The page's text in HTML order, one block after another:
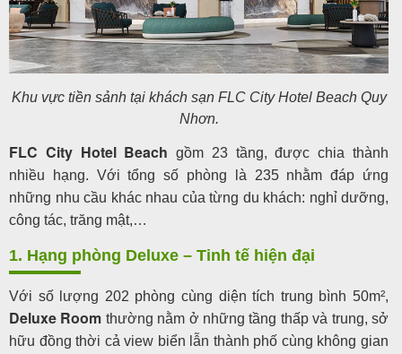
Khu vực tiền sảnh tại khách sạn FLC City Hotel Beach Quy
Nhơn.
FLC City Hotel Beachgồm 23 tầng, được chia thành
nhiều hạng. Với tổng số phòng là 235 nhằm đáp ứng
những nhu cầu khác nhau của từng du khách: nghỉ dưỡng,
công tác, trăng mật,…
1. Hạng phòng Deluxe – Tinh tế hiện đại
Với số lượng 202 phòng cùng diện tích trung bình 50m²,
Deluxe Room thường nằm ở những tầng thấp và trung, sở
hữu đồng thời cả view biển lẫn thành phố cùng không gian